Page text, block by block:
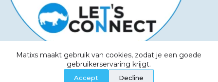
Matixs maakt gebruik van cookies, zodat je een goede
gebruikerservaring krijgt.
Accept Decline
Copyright © 2026-Powered by
Websitemanagers
Algemene voorwaarden -